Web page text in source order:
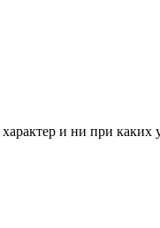
и ни при каких